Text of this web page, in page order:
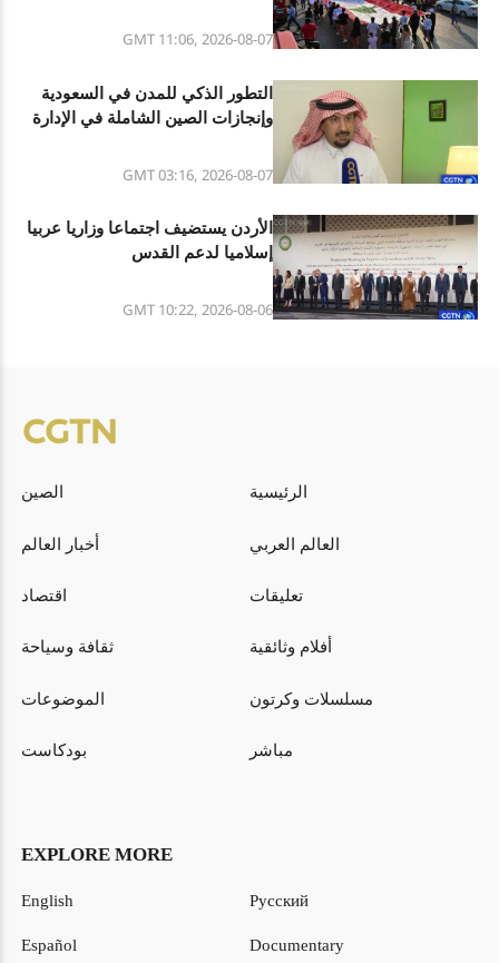
GMT 11:06, 2026-08-07
التطور الذكي للمدن في السعودية
وإنجازات الصين الشاملة في الإدارة
GMT 03:16, 2026-08-07
الأردن يستضيف اجتماعا وزاريا عربيا
إسلاميا لدعم القدس
GMT 10:22, 2026-08-06
الصين الرئيسية
أخبار العالم العالم العربي
اقتصاد تعليقات
ثقافة وسياحة أفلام وثائقية
الموضوعات مسلسلات وكرتون
بودكاست مباشر
EXPLORE MORE
English
Español
Русский
Documentary